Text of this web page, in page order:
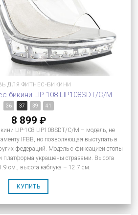
ДЛЯ ФИТНЕС-БИКИНИ
бикини LIP-108 LIP108SDT/C/M
36 37 39 41
8 899 ₽
LIP-108 LIP108SDT/C/M – модель, не
IFBB, но позволяющая выступать в
федераций. Модель с фиксацией стопы
платформа украшены стразами. Высота
см., высота каблука – 12.7 см.
КУПИТЬ